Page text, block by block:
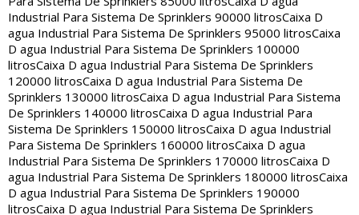
Industrial Para Sistema De Sprinklers 90000 litrosCaixa D
agua Industrial Para Sistema De Sprinklers 95000 litrosCaixa
D agua Industrial Para Sistema De Sprinklers 100000
litrosCaixa D agua Industrial Para Sistema De Sprinklers
120000 litrosCaixa D agua Industrial Para Sistema De
Sprinklers 130000 litrosCaixa D agua Industrial Para Sistema
De Sprinklers 140000 litrosCaixa D agua Industrial Para
Sistema De Sprinklers 150000 litrosCaixa D agua Industrial
Para Sistema De Sprinklers 160000 litrosCaixa D agua
Industrial Para Sistema De Sprinklers 170000 litrosCaixa D
agua Industrial Para Sistema De Sprinklers 180000 litrosCaixa
D agua Industrial Para Sistema De Sprinklers 190000
litrosCaixa D agua Industrial Para Sistema De Sprinklers